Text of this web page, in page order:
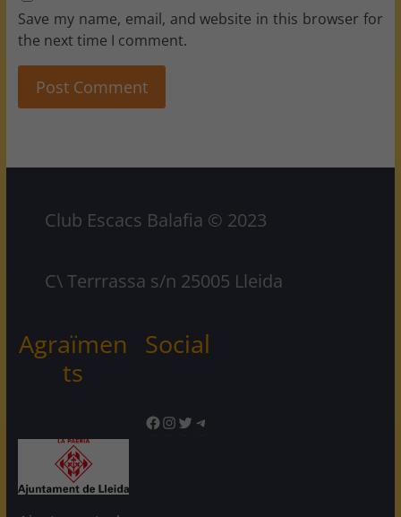
Save my name, email, and website in this browser for
the next time I comment.
Club Escacs Balafia © 2023
C\ Terrrassa s/n 25005 Lleida
Agraïmen
ts
Social
Facebook
Instagram
TwitterTelegram